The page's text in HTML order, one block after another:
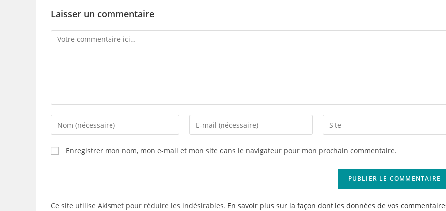
Laisser un commentaire
Comment
Enter
your
name
or
Enter
your
Saisir
l’URL
(facultatif)
Enregistrer mon nom, mon e-mail et mon site dans le navigateur pour mon prochain commentaire.
Ce site utilise Akismet pour réduire les indésirables. En savoir plus sur la façon dont les données de vos